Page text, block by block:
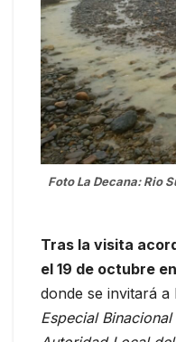
Foto La Decana: Rio
Tras la visita
el 19 de octubre
donde se invitará a
Especial